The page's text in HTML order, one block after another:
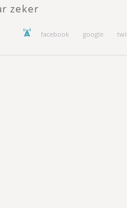
zeker
facebook google